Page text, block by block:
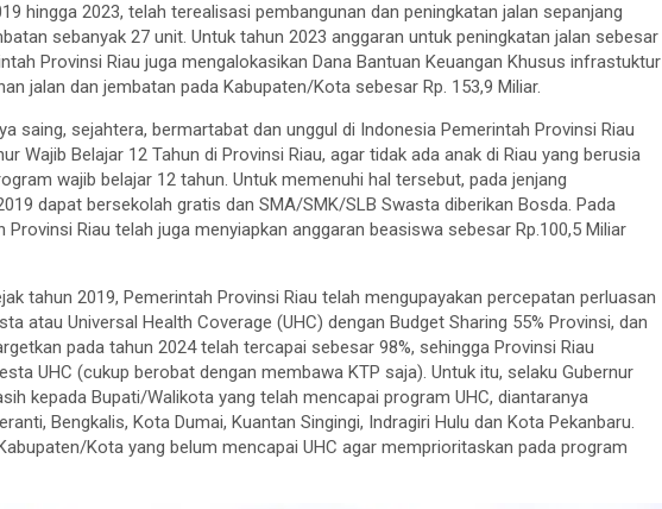
hingga 2023, telah terealisasi pembangunan dan peningkatan jalan sepanjang
sebanyak 27 unit. Untuk tahun 2023 anggaran untuk peningkatan jalan sebesar
Provinsi Riau juga mengalokasikan Dana Bantuan Keuangan Khusus infrastuktur
jalan dan jembatan pada Kabupaten/Kota sebesar Rp. 153,9 Miliar.
saing, sejahtera, bermartabat dan unggul di Indonesia Pemerintah Provinsi Riau
Wajib Belajar 12 Tahun di Provinsi Riau, agar tidak ada anak di Riau yang berusia
wajib belajar 12 tahun. Untuk memenuhi hal tersebut, pada jenjang
dapat bersekolah gratis dan SMA/SMK/SLB Swasta diberikan Bosda. Pada
Riau telah juga menyiapkan anggaran beasiswa sebesar Rp.100,5 Miliar
tahun 2019, Pemerintah Provinsi Riau telah mengupayakan percepatan perluasan
atau Universal Health Coverage (UHC) dengan Budget Sharing 55% Provinsi, dan
pada tahun 2024 telah tercapai sebesar 98%, sehingga Provinsi Riau
UHC (cukup berobat dengan membawa KTP saja). Untuk itu, selaku Gubernur
kepada Bupati/Walikota yang telah mencapai program UHC, diantaranya
Bengkalis, Kota Dumai, Kuantan Singingi, Indragiri Hulu dan Kota Pekanbaru.
Kota yang belum mencapai UHC agar memprioritaskan pada program